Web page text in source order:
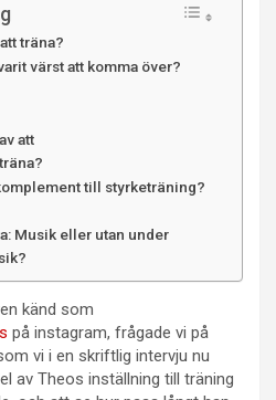
träna?
värst att komma över?
att
till styrketräning?
Musik eller utan under
känd som
på instagram, frågade vi på
vi i en skriftlig intervju nu
av Theos inställning till träning